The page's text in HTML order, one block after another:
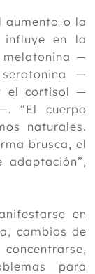
y el
de
crónico en
para el
aumento o la
influye en la
melatonina —
—
el cortisol —
“El cuerpo
naturales.
brusca, el
en
cambios de
para